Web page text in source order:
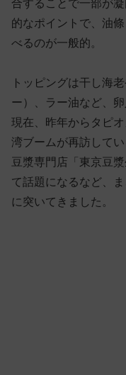
合することで一部が
的なポイントで、油
べるのが一般的。
トッピングは干し海
ー）、ラー油など、
現在、昨年からタピ
湾ブームが再訪して
豆漿専門店「東京豆
て話題になるなど、
に突いてきました。